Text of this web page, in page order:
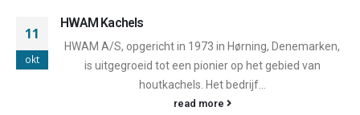
11
okt
HWAM Kachels
HWAM A/S, opgericht in 1973 in Hørning, Denemarken,
is uitgegroeid tot een pionier op het gebied van
houtkachels. Het bedrijf...
read more